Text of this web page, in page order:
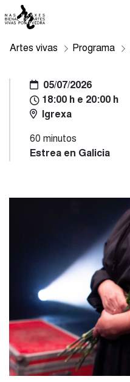
Artes vivas Programa
05/07/2026
18:00 h e 20:00 h
Igrexa
60 minutos
Estrea en Galicia